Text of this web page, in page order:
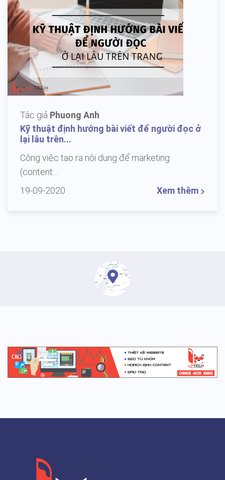
Tác giả Phuong Anh
Kỹ thuật định hướng bài viết để người đọc ở
lại lâu trên...
Công việc tạo ra nội dung để marketing
(content...
19-09-2020
Xem thêm